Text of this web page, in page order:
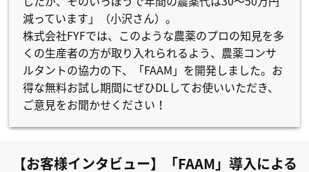
減っています」（小沢さん）。
株式会社FYFでは、このような農薬のプロの知見を多
くの生産者の方が取り入れられるよう、農薬コンサ
ルタントの協力の下、「FAAM」を開発しました。お
得な無料お試し期間にぜひDLしてお使いいただき、
ご意見をお聞かせください！
【お客様インタビュー】「FAAM」導入による